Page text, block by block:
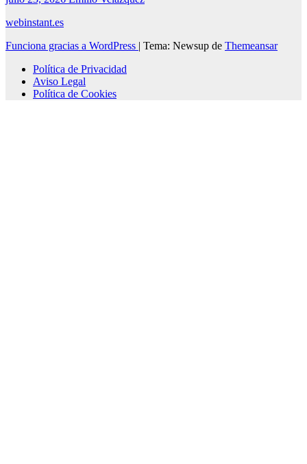
webinstant.es
Funciona gracias a WordPress | Tema: Newsup de Themeansar
Política de Privacidad
Aviso Legal
Política de Cookies